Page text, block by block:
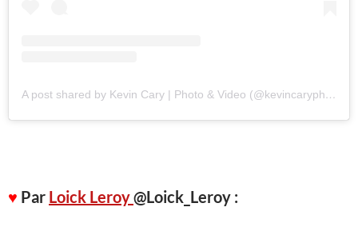
A post shared by Kevin Cary | Photo & Video (@kevincaryphoto)
♥ Par Loick Leroy@Loick_Leroy :